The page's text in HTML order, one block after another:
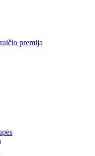
premija